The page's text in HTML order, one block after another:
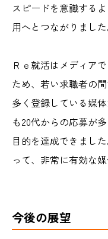
スピードを意識する
用へとつながりました
Ｒｅ就活はメディア
ため、若い求職者の
多く登録している媒
も20代からの応募が
目的を達成できまし
って、非常に有効な
今後の展望